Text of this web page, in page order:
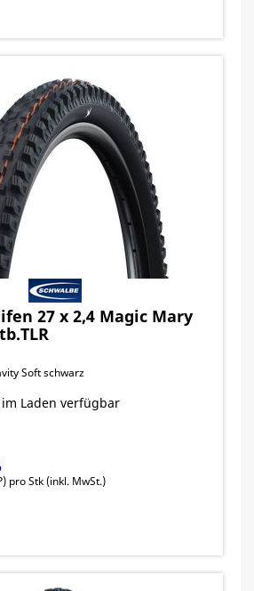
27 x 2,4 Magic Mary
Soft schwarz
Laden verfügbar
) pro Stk (inkl. MwSt.)